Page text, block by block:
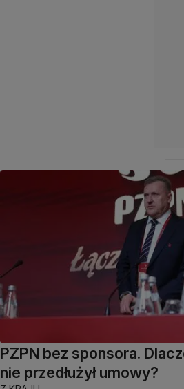
PZPN bez sponsora.
nie przedłużył umowy?